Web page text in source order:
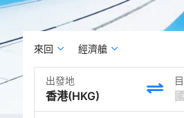
來回 經濟艙
出發地